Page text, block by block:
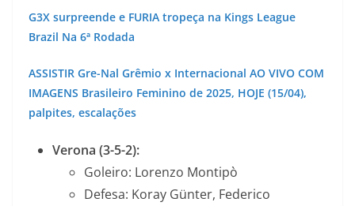
G3X surpreende e FURIA tropeça na Kings League
Brazil Na 6ª Rodada
ASSISTIR Gre-Nal Grêmio x Internacional AO VIVO COM
IMAGENS Brasileiro Feminino de 2025, HOJE (15/04),
palpites, escalações
Verona (3-5-2):
Goleiro: Lorenzo Montipò
Defesa: Koray Günter, Federico